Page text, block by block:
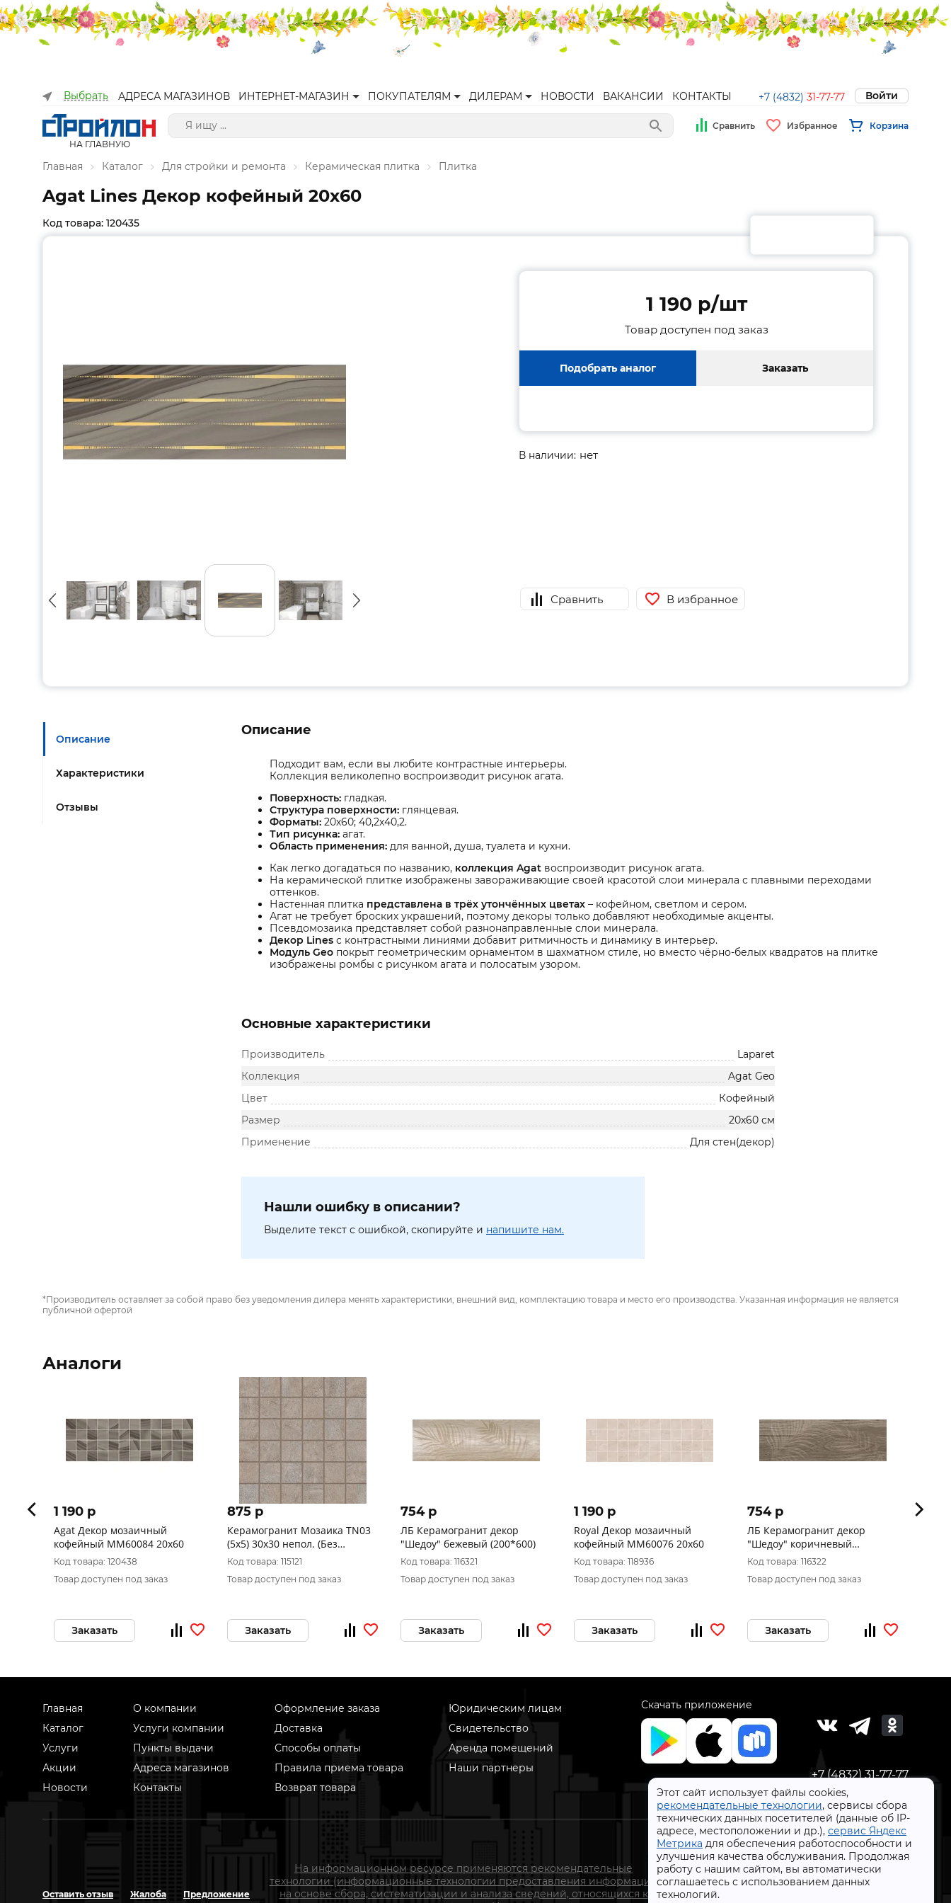
Выбрать АДРЕСА МАГАЗИНОВ ИНТЕРНЕТ-МАГАЗИН ПОКУПАТЕЛЯМ ДИЛЕРАМ НОВОСТИ ВАКАНСИИ КОНТАКТЫ +7 (4832) 31-77-77 Войти
НА ГЛАВНУЮ
Сравнить Избранное Корзина
Главная Каталог Для стройки и ремонта Керамическая плитка Плитка
Этот сайт использует файлы cookies,
рекомендательные технологии, сервисы сбора
технических данных посетителей (данные об IP-
адресе, местоположении и др.), сервис Яндекс
Метрика для обеспечения работоспособности и
улучшения качества обслуживания. Продолжая
работу с нашим сайтом, вы автоматически
соглашаетесь с использованием данных
технологий.
Agat Lines Декор кофейный 20х60
Код товара: 120435
1 190 p/шт
Товар доступен под заказ
Подобрать аналог Заказать
В наличии: нет
Сравнить В избранное
Описание
Характеристики
Отзывы
Описание
Подходит вам, если вы любите контрастные интерьеры.
Коллекция великолепно воспроизводит рисунок агата.
Поверхность: гладкая.
Структура поверхности: глянцевая.
Форматы: 20х60; 40,2х40,2.
Тип рисунка: агат.
Область применения: для ванной, душа, туалета и кухни.
Как легко догадаться по названию, коллекция Agat воспроизводит рисунок агата.
На керамической плитке изображены завораживающие своей красотой слои минерала с плавными переходами
оттенков.
Настенная плитка представлена в трёх утончённых цветах – кофейном, светлом и сером.
Агат не требует броских украшений, поэтому декоры только добавляют необходимые акценты.
Псевдомозаика представляет собой разнонаправленные слои минерала.
Декор Lines с контрастными линиями добавит ритмичность и динамику в интерьер.
Модуль Geo покрыт геометрическим орнаментом в шахматном стиле, но вместо чёрно-белых квадратов на плитке
изображены ромбы с рисунком агата и полосатым узором.
Основные характеристики
Производитель
Laparet
Коллекция
Agat Geo
Цвет
Кофейный
Размер
20х60 см
Применение
Для стен(декор)
Нашли ошибку в описании?
Выделите текст с ошибкой, скопируйте и напишите нам.
*Производитель оставляет за собой право без уведомления дилера менять характеристики, внешний вид, комплектацию товара и место его производства. Указанная информация не является
публичной офертой
Аналоги
1 190 p
Agat Декор мозаичный
кофейный MM60084 20х60
Код товара: 120438
Товар доступен под заказ
Заказать
875 p
Керамогранит Мозаика TN03
(5х5) 30x30 непол. (Без
характеристики)
Код товара: 115121
Товар доступен под заказ
Заказать
754 p
ЛБ Керамогранит декор
"Шедоу" бежевый (200*600)
Код товара: 116321
Товар доступен под заказ
Заказать
1 190 p
Royal Декор мозаичный
кофейный MM60076 20х60
Код товара: 118936
Товар доступен под заказ
Заказать
754 p
ЛБ Керамогранит декор
"Шедоу" коричневый
(200*600)
Код товара: 116322
Товар доступен под заказ
Заказать
1
Главная
Каталог
Услуги
Акции
Новости
О компании
Услуги компании
Пункты выдачи
Адреса магазинов
Контакты
Оформление заказа
Доставка
Способы оплаты
Правила приема товара
Возврат товара
Юридическим лицам
Свидетельство
Аренда помещений
Наши партнеры
Скачать приложение
+7 (4832) 31-77-77
Оставить отзыв Жалоба Предложение
На информационном ресурсе применяются рекомендательные
технологии (информационные технологии предоставления информации
на основе сбора, систематизации и анализа сведений, относящихся к
СтройлоН 1998-2026 г.
Публичная оферта